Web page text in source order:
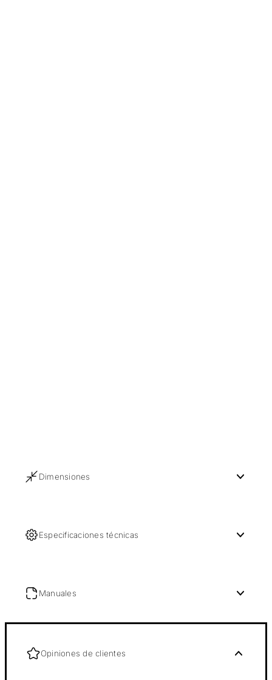
Dimensiones
Especificaciones técnicas
Manuales
Opiniones de clientes